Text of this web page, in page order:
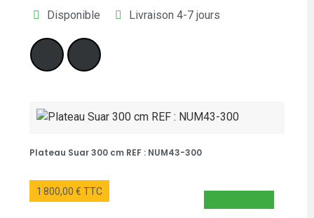
Disponible Livraison 4-7 jours
Plateau Suar 300 cm REF : NUM43-300
1 800,00 € TTC